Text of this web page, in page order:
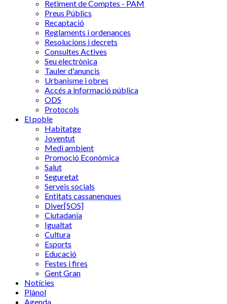
Retiment de Comptes - PAM
Preus Públics
Recaptació
Reglaments i ordenances
Resolucions i decrets
Consultes Actives
Seu electrònica
Tauler d'anuncis
Urbanisme i obres
Accés a informació pública
ODS
Protocols
El poble
Habitatge
Joventut
Medi ambient
Promoció Econòmica
Salut
Seguretat
Serveis socials
Entitats cassanenques
Diver[SOS]
Ciutadania
Igualtat
Cultura
Esports
Educació
Festes i fires
Gent Gran
Notícies
Plànol
Agenda